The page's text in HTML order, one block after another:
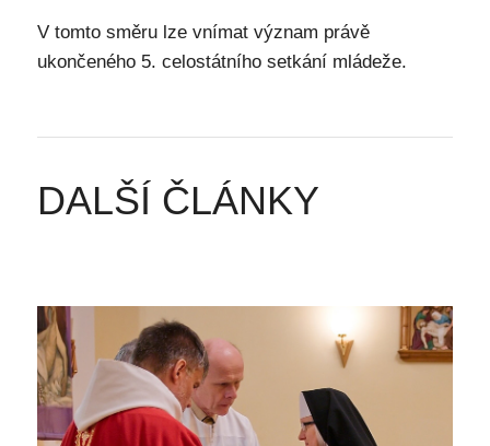
V tomto směru lze vnímat význam právě
ukončeného 5. celostátního setkání mládeže.
DALŠÍ ČLÁNKY